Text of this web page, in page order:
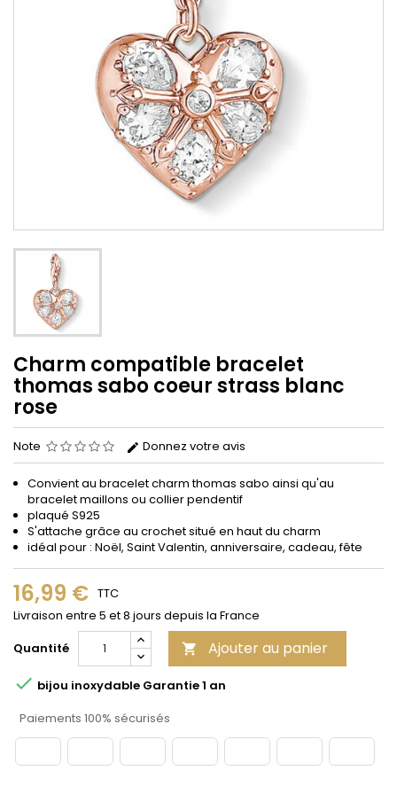
Charm compatible bracelet
thomas sabo coeur strass blanc
rose
Note Donnez votre avis
Convient au bracelet charm thomas sabo ainsi qu'au
bracelet maillons ou collier pendentif
plaqué S925
S'attache grâce au crochet situé en haut du charm
idéal pour : Noël, Saint Valentin, anniversaire, cadeau, fête
16,99 € TTC
Livraison entre 5 et 8 jours depuis la France
Quantité
 Ajouter au panier
 bijou inoxydable Garantie 1 an
Paiements 100% sécurisés